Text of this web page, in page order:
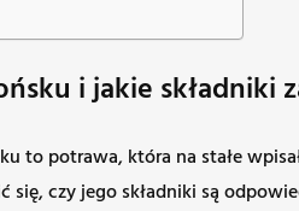
i jakie składniki
to potrawa, która na stałe
czy jego składniki są